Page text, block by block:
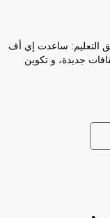
التعليم: ساعدت إي أف
جديدة، و تكوين